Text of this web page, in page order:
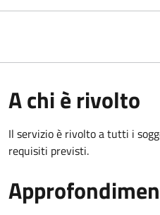
A chi è rivolto
Il servizio è rivolto a tutti i
requisiti previsti.